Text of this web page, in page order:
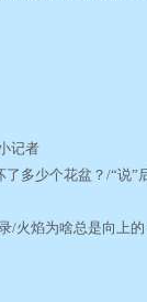
记者
了多少个花盆？/“说”
/火焰为啥总是向上